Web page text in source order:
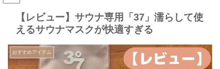
【レビュー】サウナ専用「37」濡らして使
えるサウナマスクが快適すぎる
おすすめアイテム